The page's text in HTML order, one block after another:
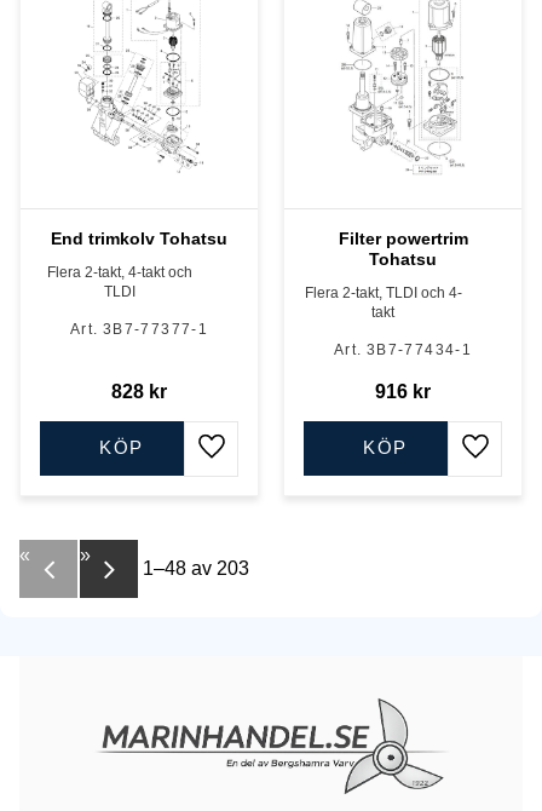
End trimkolv Tohatsu
Flera 2-takt, 4-takt och
TLDI
3B7-77377-1
828 kr
Lägg till i favoriter
KÖP
Filter powertrim
Tohatsu
Flera 2-takt, TLDI och 4-
takt
3B7-77434-1
916 kr
Lägg
KÖP
1–48 av 203
« »